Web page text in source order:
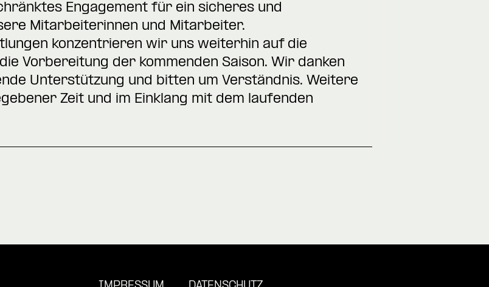
Engagement für ein sicheres und
Mitarbeiterinnen und Mitarbeiter.
konzentrieren wir uns weiterhin auf die
Vorbereitung der kommenden Saison. Wir danken
Unterstützung und bitten um Verständnis. Weitere
Zeit und im Einklang mit dem laufenden